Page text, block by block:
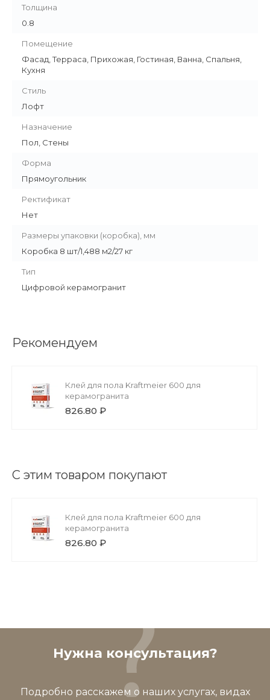
Толщина
0.8
Помещение
Фасад, Терраса, Прихожая, Гостиная, Ванна, Спальня,
Кухня
Стиль
Лофт
Назначение
Пол, Стены
Форма
Прямоугольник
Ректификат
Нет
Размеры упаковки (коробка), мм
Коробка 8 шт/1,488 м2/27 кг
Тип
Цифровой керамогранит
Рекомендуем
Клей для пола Kraftmeier 600 для
керамогранита
826.80 ₽
С этим товаром покупают
Клей для пола Kraftmeier 600 для
керамогранита
826.80 ₽
Нужна консультация?
Подробно расскажем о наших услугах, видах